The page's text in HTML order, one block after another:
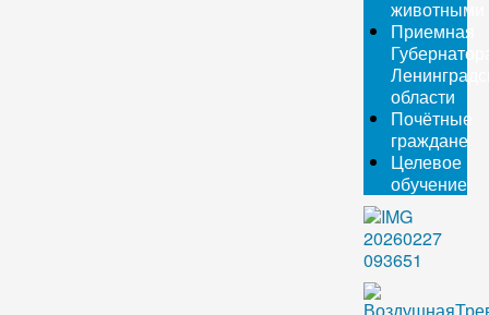
животными
Приемная
области
Почётные
граждане
Целевое
обучение